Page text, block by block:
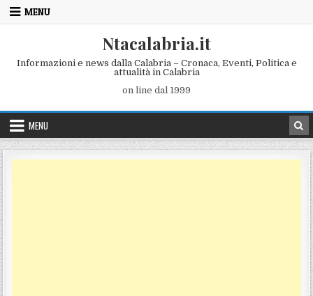
Skip to content
MENU
Ntacalabria.it
Informazioni e news dalla Calabria – Cronaca, Eventi, Politica e
attualità in Calabria
on line dal 1999
MENU